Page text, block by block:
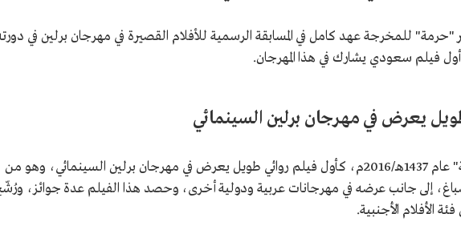
"حرمة" للمخرجة عهد كامل في المسابقة الرسمية للأفلام القصيرة في مهرجان برلين في
يعرض في مهرجان برلين السينمائي
ظهر فيلم "بركة يقابل بركة" عام 1437هـ/2016م، كأول فيلم روائي طويل يعرض في مهرجان برلين السينمائي، وهو من
إلى جانب عرضه في مهرجانات عربية ودولية أخرى، وحصد هذا الفيلم عدة جوائز،
الأفلام الأجنبية.